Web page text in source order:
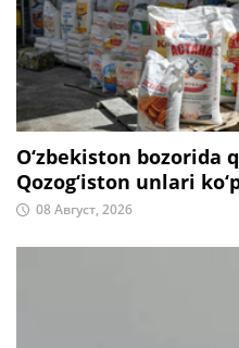
O‘zbekiston
Qozog‘iston unlari
08 Август, 2026